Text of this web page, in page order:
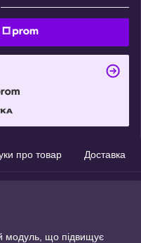
про товар Доставка
модуль, що підвищує